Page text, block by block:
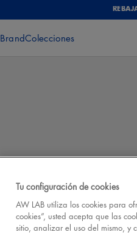
BrandColecciones
Tu configuración de cookies
AW LAB utiliza los cookies para
cookies”, usted acepta que las
sitio, analizar el uso del mismo, y